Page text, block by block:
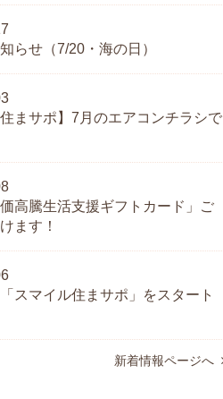
らせ（7/20・海の日）
住まサポ】7月のエアコンチラシで
価高騰生活支援ギフトカード」ご
ます！
スマイル住まサポ」をスタート
新着情報ページへ